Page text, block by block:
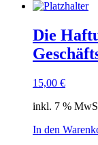
Die
15,00 €
inkl. 7 %
In den